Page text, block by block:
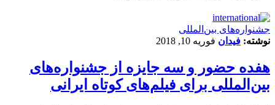
‌‌جشنواره‌های بین‌المللی
نوشته: فیدان فوریه 10, 2018
هفده حضور و سه جایزه از جشنواره‌های
بین‌المللی برای فیلم‌های کوتاه ایرانی